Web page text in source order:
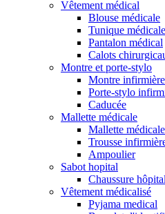
Vêtement médical
Blouse médicale
Tunique médicale
Pantalon médical
Calots
Montre et porte-stylo
Montre infirmière
Porte-stylo
Caducée
Mallette médicale
Mallette
Trousse
Ampoulier
Sabot hopital
Chaussure hôpital
Vêtement médicalisé
Pyjama medical